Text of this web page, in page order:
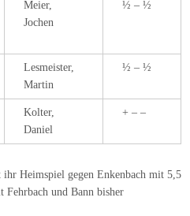
Meier,
Jochen
½ – ½
Lesmeister,
Martin
½ – ½
Kolter,
Daniel
+ – –
Heimspiel gegen Enkenbach mit 5,5
Fehrbach und Bann bisher